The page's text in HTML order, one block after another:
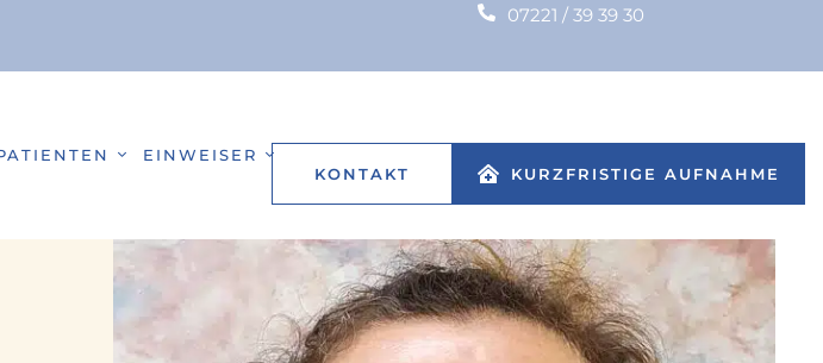
07221 / 39 39 30
EINWEISER
KONTAKT
KURZFRISTIGE AUFNAHME